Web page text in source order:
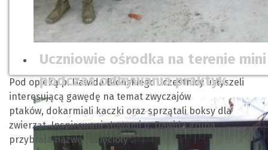
Uczniowie ośrodka na terenie
podczas odbywania praktyk.
Pod opieką p. Dawida Błońskiego uczestnicy usłyszeli
interesującą gawędę na temat zwyczajów
ptaków, dokarmiali kaczki oraz sprzątali boksy dla
zwierząt. Inspirowani słowami p. Dawida grupa
przybrała nazwę „Dzięcioły".